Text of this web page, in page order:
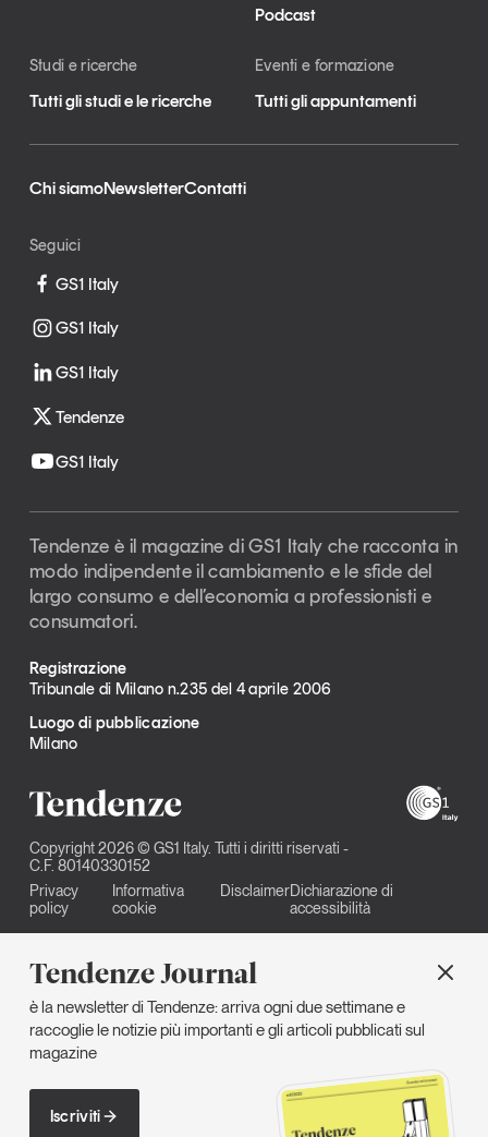
Tendenze Journal
è la newsletter di Tendenze: arriva ogni due settimane e
raccoglie le notizie più importanti e gli articoli pubblicati sul
magazine
Iscriviti
Podcast
Studi e ricerche
Tutti gli studi e le ricerche
Eventi e formazione
Tutti gli appuntamenti
Chi siamoNewsletterContatti
Seguici
GS1 Italy
GS1 Italy
GS1 Italy
Tendenze
GS1 Italy
Tendenze è il magazine di GS1 Italy che racconta in
modo indipendente il cambiamento e le sfide del
largo consumo e dell’economia a professionisti e
consumatori.
Registrazione
Tribunale di Milano n.235 del 4 aprile 2006
Luogo di pubblicazione
Milano
Copyright 2026 © GS1 Italy. Tutti i diritti riservati -
C.F. 80140330152
Privacy
policy
Informativa
cookie
DisclaimerDichiarazione di
accessibilità